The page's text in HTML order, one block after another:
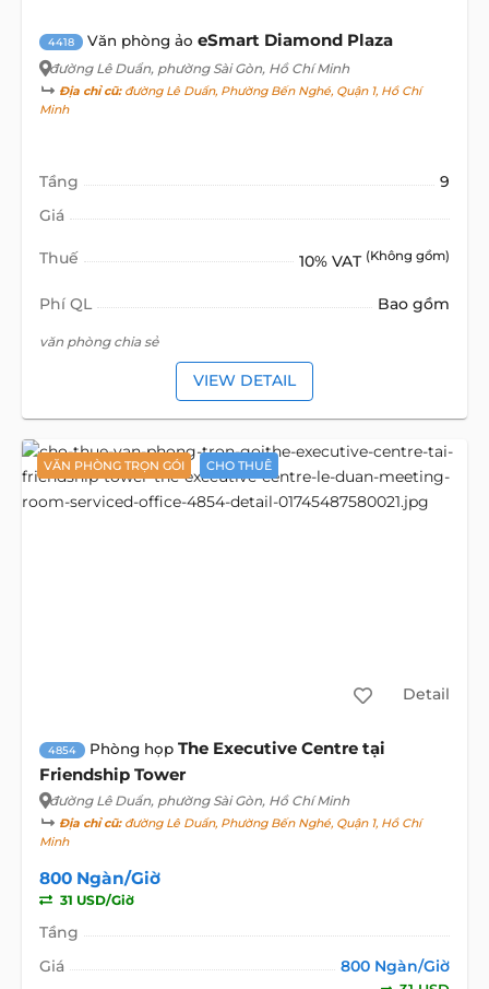
4418 Văn phòng ảo eSmart Diamond Plaza
đường Lê Duẩn, phường Sài Gòn, Hồ Chí Minh
Địa chỉ cũ:đường Lê Duẩn, Phường Bến Nghé, Quận 1, Hồ Chí
Minh
Tầng
9
Giá
Thuế 10% VAT (Không gồm)
Phí QL Bao gồm
văn phòng chia sẻ
VIEW DETAIL
VĂN PHÒNG TRỌN GÓI CHO THUÊ
Detail
4854 Phòng họp The Executive Centre tại
Friendship Tower
đường Lê Duẩn, phường Sài Gòn, Hồ Chí Minh
Địa chỉ cũ:đường Lê Duẩn, Phường Bến Nghé, Quận 1, Hồ Chí
Minh
800 Ngàn/Giờ
31 USD/Giờ
Tầng
Giá
800 Ngàn/Giờ